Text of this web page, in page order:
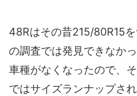
48Rはその昔215/80R15
の調査では発見できなか
車種がなくなったので、
ではサイズランナップさ